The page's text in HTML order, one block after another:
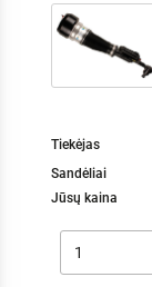
Tiekėjas
Sandėliai
Jūsų kaina